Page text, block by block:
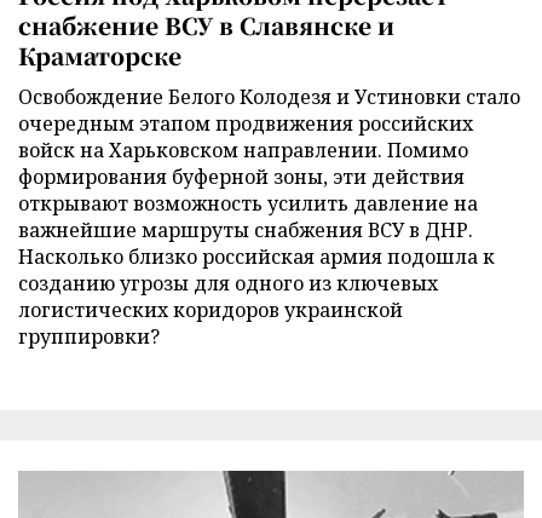
снабжение ВСУ в Славянске и
Краматорске
Освобождение Белого Колодезя и Устиновки стало
очередным этапом продвижения российских
войск на Харьковском направлении. Помимо
формирования буферной зоны, эти действия
открывают возможность усилить давление на
важнейшие маршруты снабжения ВСУ в ДНР.
Насколько близко российская армия подошла к
созданию угрозы для одного из ключевых
логистических коридоров украинской
группировки?